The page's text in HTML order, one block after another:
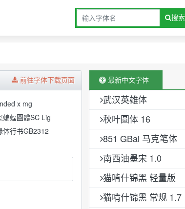
搜索
前往字体下载页面
x mg
蝙蝠圓體SC Lig
体行书GB2312
最新中文字体
武汉英雄体
秋叶圆体 16
851 GBai 马克笔体
南西油墨宋 1.0
猫啃什锦黑 轻量版
猫啃什锦黑 常规 1.7